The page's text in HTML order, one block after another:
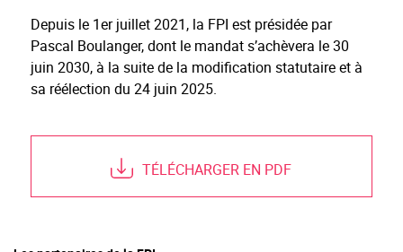
Depuis le 1er juillet 2021, la FPI est présidée par
Pascal Boulanger, dont le mandat s’achèvera le 30
juin 2030, à la suite de la modification statutaire et à
sa réélection du 24 juin 2025.
TÉLÉCHARGER EN PDF